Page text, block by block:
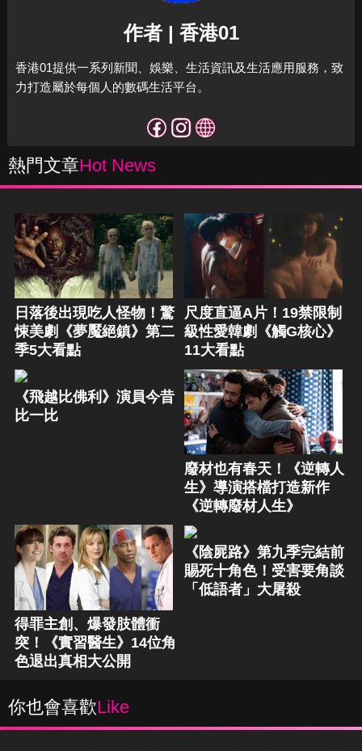
作者 | 香港01
香港01提供一系列新聞、娛樂、生活資訊及生活應用服務，致
力打造屬於每個人的數碼生活平台。
熱門文章Hot News
日落後出現吃人怪物！驚
悚美劇《夢魘絕鎮》第二
季5大看點
尺度直逼A片！19禁限制
級性愛韓劇《觸G核心》
11大看點
《飛越比佛利》演員今昔
比一比
廢材也有春天！《逆轉人
生》導演搭檔打造新作
《逆轉廢材人生》
得罪主創、爆發肢體衝
突！《實習醫生》14位角
色退出真相大公開
《陰屍路》第九季完結前
賜死十角色！受害要角談
「低語者」大屠殺
你也會喜歡Like